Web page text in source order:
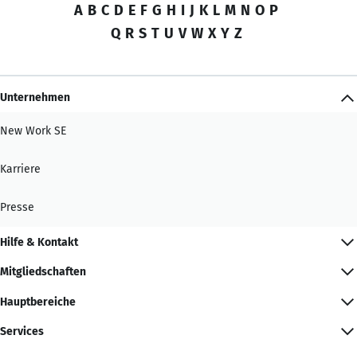
A B C D E F G H I J K L M N O P
Q R S T U V W X Y Z
Unternehmen
New Work SE
Karriere
Presse
Hilfe & Kontakt
Mitgliedschaften
Hauptbereiche
Services